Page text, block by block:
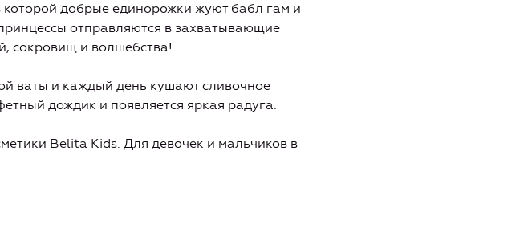
добрые единорожки жуют бабл гам и
отправляются в захватывающие
сокровищ и волшебства!
ваты и каждый день кушают сливочное
дождик и появляется яркая радуга.
Belita Kids. Для девочек и мальчиков в